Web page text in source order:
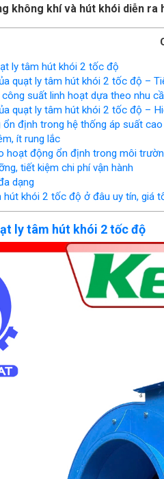
không khí và hút khói diễn ra
ly tâm hút khói 2 tốc độ
quạt ly tâm hút khói 2 tốc độ –
suất linh hoạt dựa theo nhu
quạt ly tâm hút khói 2 tốc độ –
ổn định trong hệ thống áp suất cao
ít rung lắc
hoạt động ổn định trong môi
tiết kiệm chi phí vận hành
dạng
hút khói 2 tốc độ ở đâu uy tín, giá
ly tâm hút khói 2 tốc độ